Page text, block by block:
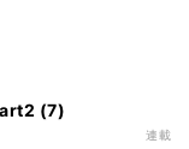
(7)
連載